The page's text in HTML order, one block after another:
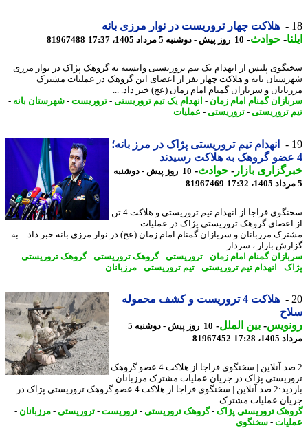
هلاکت چهار تروریست در نوار مرزی بانه
-حوادث -10 روز پیش - دوشنبه 5 مرداد 1405، 17:37 81967488
پلیس از انهدام یک تیم تروریستی وابسته به گروهک پژاک در نوار مرزی
بانه و هلاکت چهار نفر از اعضای این گروهک در عملیات مشترک
و سربازان گمنام امام زمان (عج) خبر داد. ...
گمنام امام زمان -انهدام یک تیم تروریستی-تروریست-شهرستان بانه-
تروریستی-تروریستی-عملیات
انهدام تیم تروریستی پژاک در مرز بانه؛
بازار- حوادث -
10 روز پیش - دوشنبه
81967469
سخنگوی فراجا از انهدام تیم تروریستی و هلاکت 4 تن
گروهک تروریستی پژاک در عملیات
مرزبانان و سربازان گمنام امام زمان (عج) در نوار مرزی بانه خبر داد. - به
بازار ، سردار ...
گمنام امام زمان -تروریستی-گروهک تروریستی-گروهک تروریستی
- انهدام تیم تروریستی-تیم تروریستی-مرزبانان
هلاکت 4 تروریست و کشف محموله
-بین الملل-
10 روز پیش - دوشنبه 5
17:28
81967452
2 صد آنلاین | سخنگوی فراجا از هلاکت 4 عضو گروهک
پژاک در جریان عملیات مشترک مرزبانان
بازدید:2 صد آنلاین | سخنگوی فراجا از هلاکت 4 عضو گروهک تروریستی پژاک در
عملیات مشترک ...
تروریستی پژاک- گروهک تروریستی-تروریست-تروریستی-مرزبانان-
-سخنگوی